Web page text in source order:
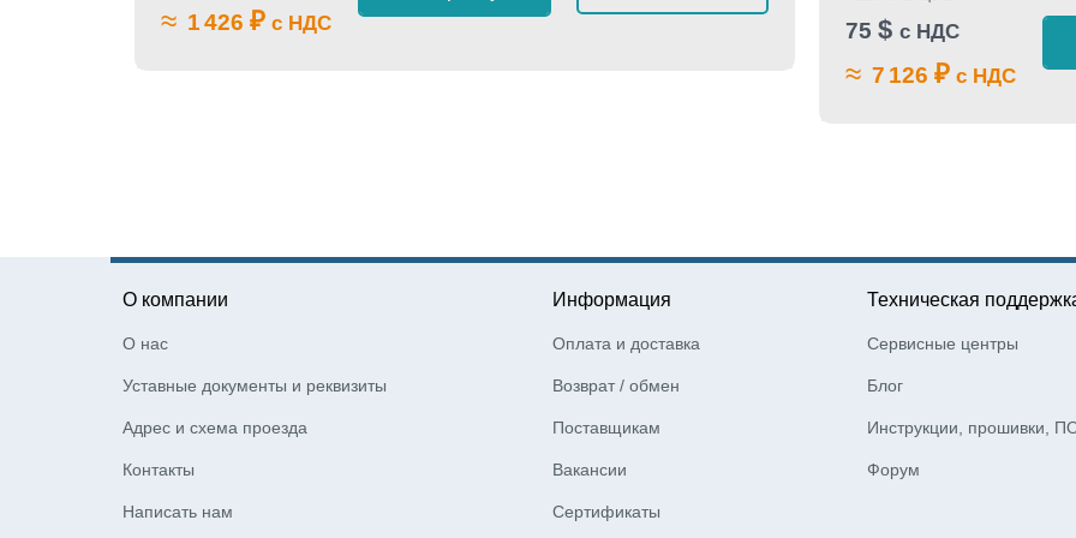
≈ 1 426 ₽ с НДС 75 $ с НДС
≈ 7 126 ₽ с НДС
О компании
О нас
Уставные документы и реквизиты
Адрес и схема проезда
Контакты
Написать нам
Информация
Оплата и доставка
Возврат / обмен
Поставщикам
Вакансии
Сертификаты
Техническая
Сервисные центры
Блог
Инструкции, прошивки,
Форум